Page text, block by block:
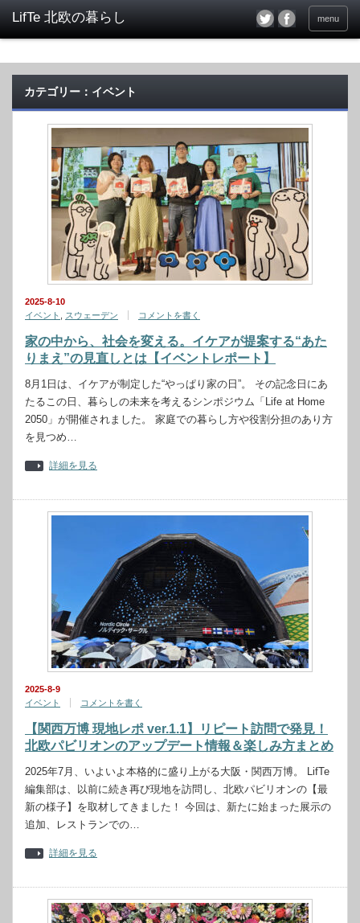
menu
カテゴリー：イベント
2025-8-10
イベント
スウェーデン コメントを書く
家の中から、社会を変える。イケアが提案する“あた
りまえ”の見直しとは【イベントレポート】
8月1日は、イケアが制定した“やっぱり家の日”。 その記念日にあ
たるこの日、暮らしの未来を考えるシンポジウム「Life at Home
2050」が開催されました。 家庭での暮らし方や役割分担のあり方
を見つめ…
詳細を見る
2025-8-9
イベント
コメントを書く
【関西万博 現地レポ ver.1.1】リピート訪問で発見！
北欧パビリオンのアップデート情報＆楽しみ方まとめ
2025年7月、いよいよ本格的に盛り上がる大阪・関西万博。 LifTe
編集部は、以前に続き再び現地を訪問し、北欧パビリオンの【最
新の様子】を取材してきました！ 今回は、新たに始まった展示の
追加、レストランでの…
詳細を見る